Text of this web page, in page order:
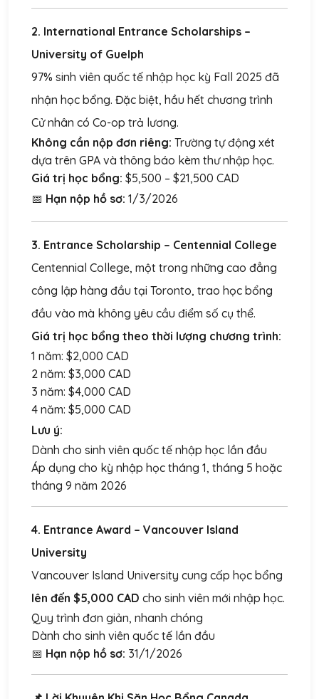
2. International Entrance Scholarships –
University of Guelph
97% sinh viên quốc tế nhập học kỳ Fall 2025 đã
nhận học bổng. Đặc biệt, hầu hết chương trình
Cử nhân có Co-op trả lương.
Không cần nộp đơn riêng: Trường tự động xét
dựa trên GPA và thông báo kèm thư nhập học.
Giá trị học bổng: $5,500 – $21,500 CAD
📅 Hạn nộp hồ sơ: 1/3/2026
3. Entrance Scholarship – Centennial College
Centennial College, một trong những cao đẳng
công lập hàng đầu tại Toronto, trao học bổng
đầu vào mà không yêu cầu điểm số cụ thể.
Giá trị học bổng theo thời lượng chương trình:
1 năm: $2,000 CAD
2 năm: $3,000 CAD
3 năm: $4,000 CAD
4 năm: $5,000 CAD
Lưu ý:
Dành cho sinh viên quốc tế nhập học lần đầu
Áp dụng cho kỳ nhập học tháng 1, tháng 5 hoặc
tháng 9 năm 2026
4. Entrance Award – Vancouver Island
University
Vancouver Island University cung cấp học bổng
lên đến $5,000 CAD cho sinh viên mới nhập học.
Quy trình đơn giản, nhanh chóng
Dành cho sinh viên quốc tế lần đầu
📅 Hạn nộp hồ sơ: 31/1/2026